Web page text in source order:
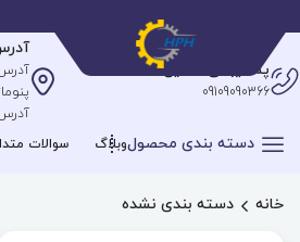
پشتیبانی آنلاین
09109090366
آدرس
دسته بندی محصولوبلاگ سوالات
خانه دسته بندی نشده